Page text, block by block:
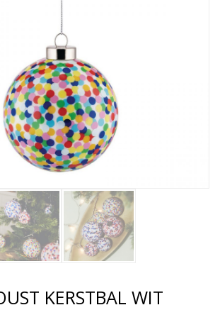
KERSTBAL WIT